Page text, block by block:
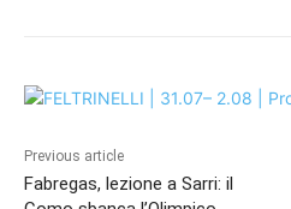
Previous article
Fabregas, lezione a Sarri: il